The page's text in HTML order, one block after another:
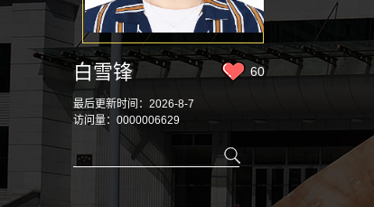
白雪锋 60
最后更新时间： 2026-8-7
访问量： 0000006629